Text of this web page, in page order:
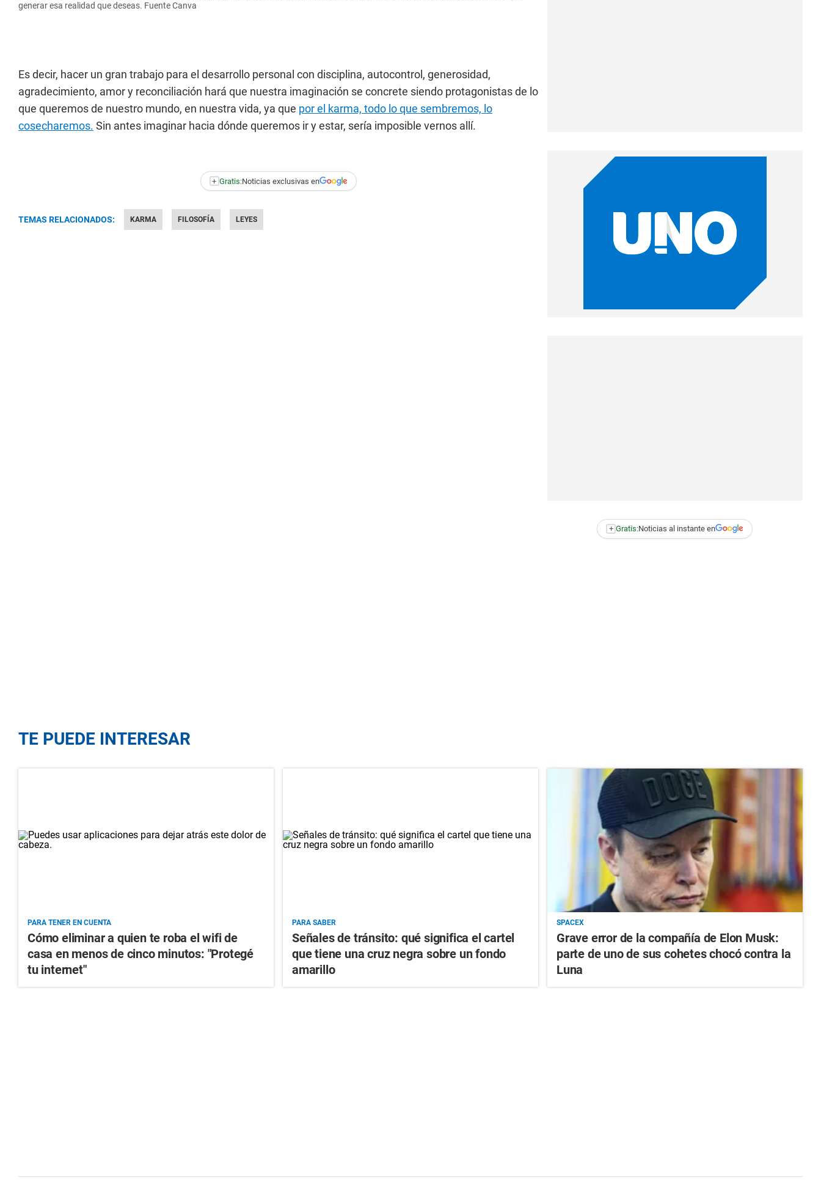
generar esa realidad que deseas. Fuente Canva
Es decir, hacer un gran trabajo para el desarrollo personal con disciplina, autocontrol, generosidad,
agradecimiento, amor y reconciliación hará que nuestra imaginación se concrete siendo protagonistas de lo
que queremos de nuestro mundo, en nuestra vida, ya que por el karma, todo lo que sembremos, lo
cosecharemos. Sin antes imaginar hacia dónde queremos ir y estar, sería imposible vernos allí.
+ Gratis:Noticias exclusivas en
TEMAS RELACIONADOS: KARMA FILOSOFÍA LEYES
+ Gratis:Noticias al instante en
TE PUEDE INTERESAR
PARA TENER EN CUENTA
Cómo eliminar a quien te roba el wifi de
casa en menos de cinco minutos: "Protegé
tu internet"
PARA SABER
Señales de tránsito: qué significa el cartel
que tiene una cruz negra sobre un fondo
amarillo
SPACEX
Grave error de la compañía de Elon Musk:
parte de uno de sus cohetes chocó contra la
Luna